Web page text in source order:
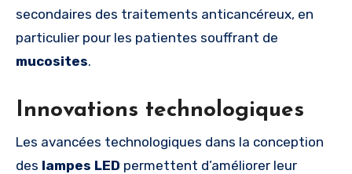
secondaires des traitements anticancéreux, en
particulier pour les patientes souffrant de
mucosites.
Innovations technologiques
Les avancées technologiques dans la conception
des lampes LED permettent d’améliorer leur